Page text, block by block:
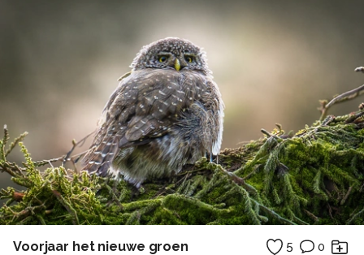
Voorjaar het nieuwe groen 5 0